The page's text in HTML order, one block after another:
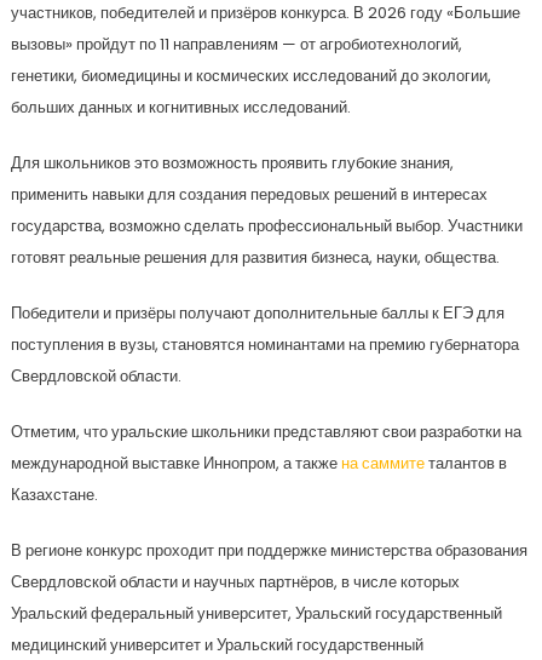
участников, победителей и призёров конкурса. В 2026 году «Большие
вызовы» пройдут по 11 направлениям — от агробиотехнологий,
генетики, биомедицины и космических исследований до экологии,
больших данных и когнитивных исследований.
Для школьников это возможность проявить глубокие знания,
применить навыки для создания передовых решений в интересах
государства, возможно сделать профессиональный выбор. Участники
готовят реальные решения для развития бизнеса, науки, общества.
Победители и призёры получают дополнительные баллы к ЕГЭ для
поступления в вузы, становятся номинантами на премию губернатора
Свердловской области.
Отметим, что уральские школьники представляют свои разработки на
международной выставке Иннопром, а такжена саммитеталантов в
Казахстане.
В регионе конкурс проходит при поддержке министерства образования
Свердловской области и научных партнёров, в числе которых
Уральский федеральный университет, Уральский государственный
медицинский университет и Уральский государственный